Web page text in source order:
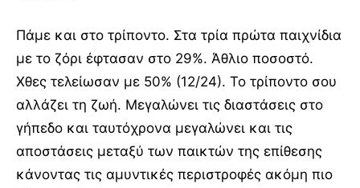
Πάμε και στο τρίποντο. Στα τρία πρώτα παιχνίδια
με το ζόρι έφτασαν στο 29%. Άθλιο ποσοστό.
Χθες τελείωσαν με 50% (12/24). Το τρίποντο σου
αλλάζει τη ζωή. Μεγαλώνει τις διαστάσεις στο
γήπεδο και ταυτόχρονα μεγαλώνει και τις
αποστάσεις μεταξύ των παικτών της επίθεσης
κάνοντας τις αμυντικές περιστροφές ακόμη πιο